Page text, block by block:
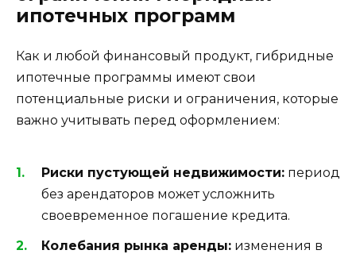
ипотечных программ
Как и любой финансовый продукт, гибридные
ипотечные программы имеют свои
потенциальные риски и ограничения, которые
важно учитывать перед оформлением:
Риски пустующей недвижимости: период
без арендаторов может усложнить
своевременное погашение кредита.
Колебания рынка аренды: изменения в